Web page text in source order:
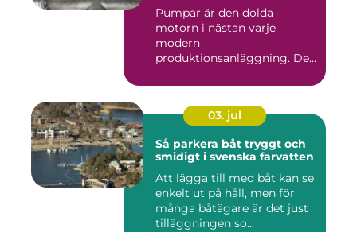
Pumpar är den dolda
motorn i nästan varje
modern
produktionsanläggning. De
03. jul
Så parkera båt tryggt och
smidigt i svenska farvatten
Att lägga till med båt kan se
enkelt ut på håll, men för
många båtägare är det just
tilläggningen so...